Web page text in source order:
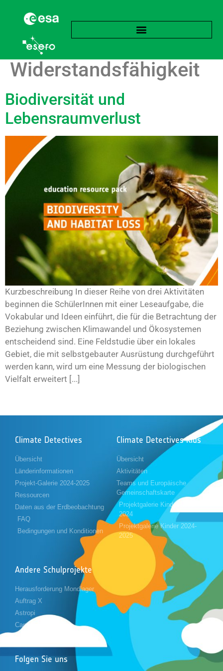
Schlagwort:
Widerstandsfähigkeit
Biodiversität und
Lebensraumverlust
Kurzbeschreibung In dieser Reihe von drei Aktivitäten
beginnen die SchülerInnen mit einer Leseaufgabe, die
Vokabular und Ideen einführt, die für die Betrachtung der
Beziehung zwischen Klimawandel und Ökosystemen
entscheidend sind. Eine Feldstudie über ein lokales
Gebiet, die mit selbstgebauter Ausrüstung durchgeführt
werden kann, wird um eine Messung der biologischen
Vielfalt erweitert [...]
Climate Detectives
Übersicht
Länderinformationen
Projekt-Galerie 2024-2025
Ressourcen
Daten aus der Erdbeobachtung
FAQ
Bedingungen und Konditionen
Climate Detectives Kids
Übersicht
Aktivitäten
Teams und Europäische
Gemeinschaftskarte
Projektgalerie Kinder 2023-
2024
Projektgalerie Kinder 2024-
2025
Andere Schulprojekte
Herausforderung Mondlager
Auftrag X
Astropi
Cansat
Folgen Sie uns